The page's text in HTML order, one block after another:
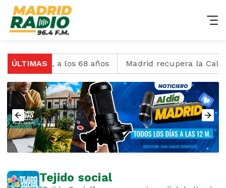
ÚLTIMAS
Messi, a los 68 años Madrid recupera la
Tejido social